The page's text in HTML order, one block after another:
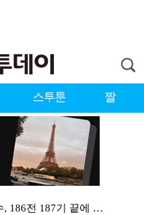
스투툰 짤
, 186전 187기 끝에 …